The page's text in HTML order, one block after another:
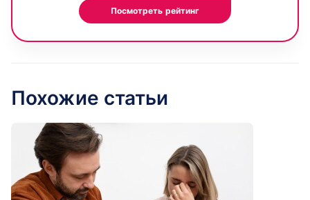
Посмотреть рейтинг
Похожие статьи